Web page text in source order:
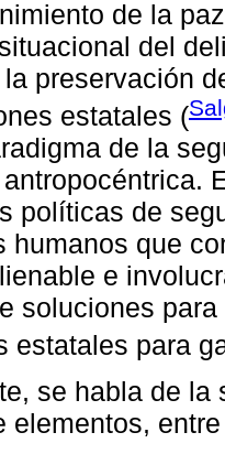
de la
del
preservación
estatales (
de la
políticas de
humanos que
e
soluciones
estatales para
se habla de
elementos,